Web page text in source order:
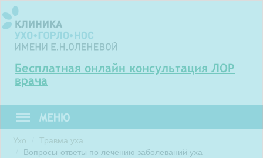
Бесплатная онлайн консультация ЛОР
врача
Ухо
Травма уха
Вопросы-ответы по лечению заболеваний уха